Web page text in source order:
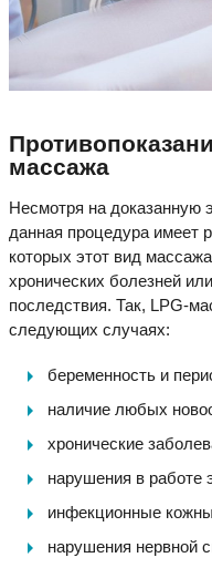
массажа
Несмотря на доказанную
данная процедура имеет
которых этот вид
хронических болезней
последствия. Так, LPG-
следующих случаях:
беременность и
наличие любых
хронические
нарушения в работе
инфекционные
нарушения нервной